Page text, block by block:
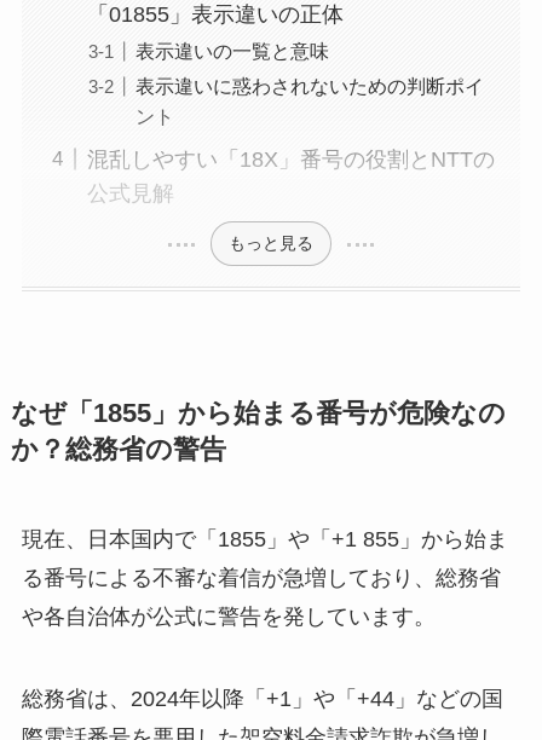
「01855」表示違いの正体
表示違いの一覧と意味
表示違いに惑わされないための判断ポイ
ント
混乱しやすい「18X」番号の役割とNTTの
公式見解
もっと見る
なぜ「1855」から始まる番号が危険なの
か？総務省の警告
現在、日本国内で「1855」や「+1 855」から始ま
る番号による不審な着信が急増しており、総務省
や各自治体が公式に警告を発しています。
総務省は、2024年以降「+1」や「+44」などの国